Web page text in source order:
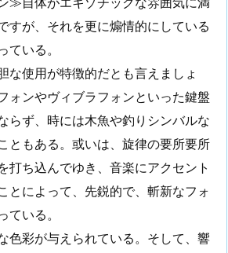
すが、それを更に煽情的にしている
ている。
な使用が特徴的だとも言えましょ
ォンやヴィブラフォンといった鍵盤
らず、時には木魚や釣りシンバルな
ともある。或いは、旋律の要所要所
打ち込んでゆき、音楽にアクセント
とによって、先鋭的で、斬新なフォ
ている。
色彩が与えられている。そして、響